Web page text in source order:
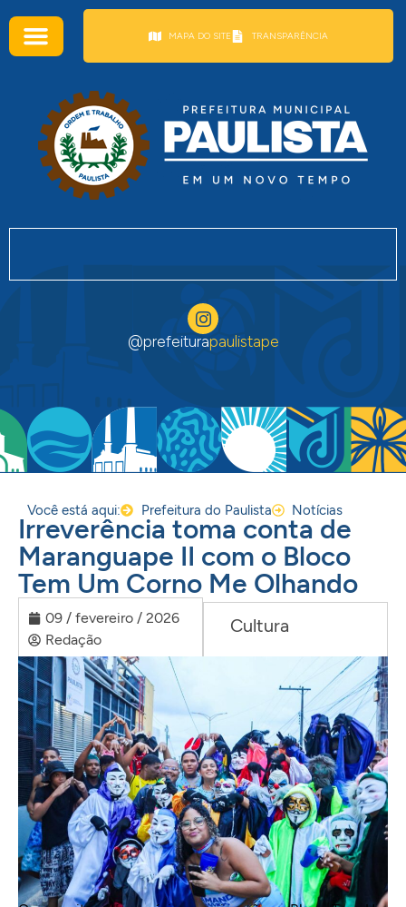
MAPA DO SITE TRANSPARÊNCIA
@prefeiturapaulistape
Você está aqui: Prefeitura do Paulista Notícias
Irreverência toma conta de
Maranguape II com o Bloco
Tem Um Corno Me Olhando
09 / fevereiro / 2026
Redação
Cultura